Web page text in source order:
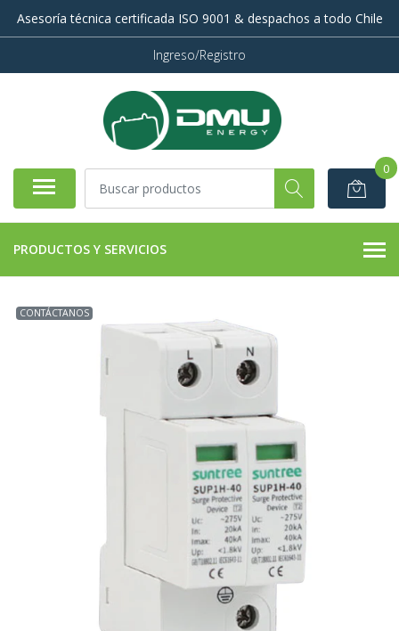
Asesoría técnica certificada ISO 9001 & despachos a todo Chile
Ingreso/Registro
0
PRODUCTOS Y SERVICIOS
CONTÁCTANOS